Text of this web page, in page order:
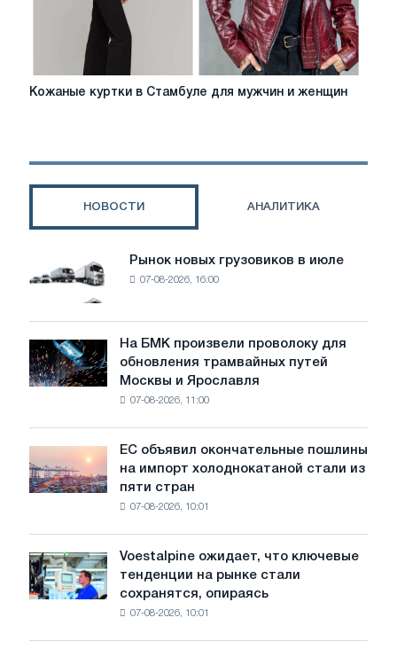
Кожаные
для
Кожаные куртки в Стамбуле для мужчин и женщин
НОВОСТИ АНАЛИТИКА
Рынок
новых
грузовиков
в
июле
Рынок новых грузовиков в июле
07-08-2026, 16:00
На
БМК
произвели
трамвайных
путей
Ярославля
На БМК произвели проволоку для
обновления трамвайных путей
Москвы и Ярославля
07-08-2026, 11:00
объявил
окончательные
холоднокатаной
стали
стран
ЕС объявил окончательные пошлины
на импорт холоднокатаной стали из
пяти стран
07-08-2026, 10:01
Voestalpine
ожидает,
что
Voestalpine ожидает, что ключевые
тенденции на рынке стали
сохранятся, опираясь
07-08-2026, 10:01